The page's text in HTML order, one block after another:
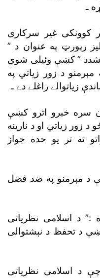
ـ
کوونکى غير سرکارى
رپورټ په عنوان د ”
” کښې وئيلى شوي
په مېرمنو د زور زياتي په
زياتوالے راغلے دے ـ
سره خبرو اترو کښې
زور زياتي او د نارينه
ته تر يو حده جواز
د مېرمنو په ضد فضل
:” د اسلامى نظرياتى
د تحفظ د نېشتوالى
د اسلامى نظرياتى